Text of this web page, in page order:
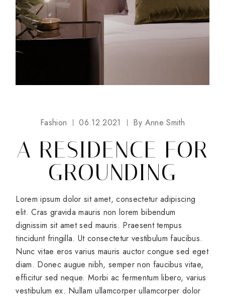
Fashion 06.12.2021 By Anne Smith
A RESIDENCE FOR
GROUNDING
Lorem ipsum dolor sit amet, consectetur adipiscing
elit. Cras gravida mauris non lorem bibendum
dignissim sit amet sed mauris. Praesent tempus
tincidunt fringilla. Ut consectetur vestibulum faucibus.
Nunc vitae eros varius mauris auctor congue sed eget
diam. Donec augue nibh, semper non faucibus vitae,
efficitur sed neque. Morbi ac fermentum libero, varius
vestibulum ex. Nullam ullamcorper ullamcorper dolor